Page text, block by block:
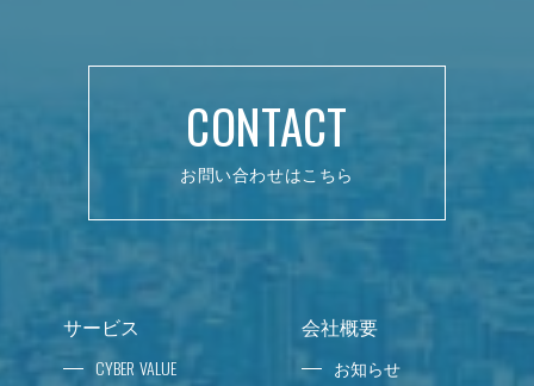
CONTACT
お問い合わせはこちら
サービス
CYBER VALUE
会社概要
お知らせ